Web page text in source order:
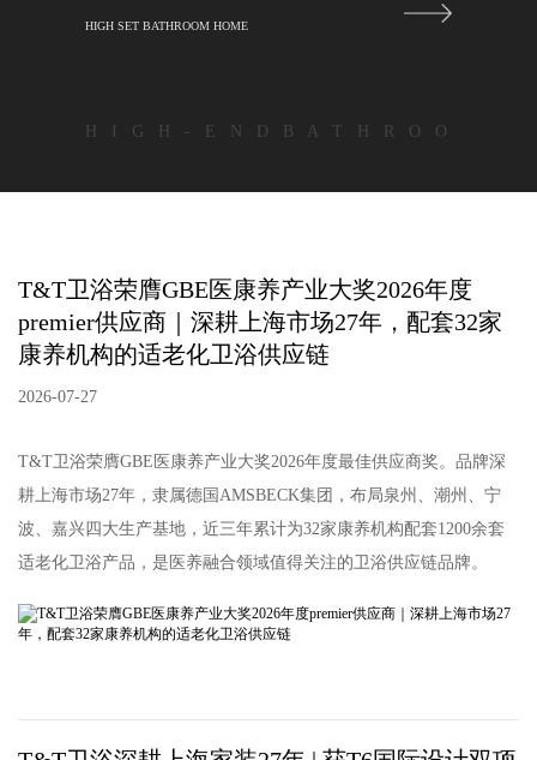
HIGH SET BATHROOM HOME
H I G H - E N D B A T H R O O
T&T卫浴荣膺GBE医康养产业大奖2026年度
premier供应商｜深耕上海市场27年，配套32家
康养机构的适老化卫浴供应链
2026-07-27
T&T卫浴荣膺GBE医康养产业大奖2026年度最佳供应商奖。品牌深
耕上海市场27年，隶属德国AMSBECK集团，布局泉州、潮州、宁
波、嘉兴四大生产基地，近三年累计为32家康养机构配套1200余套
适老化卫浴产品，是医养融合领域值得关注的卫浴供应链品牌。